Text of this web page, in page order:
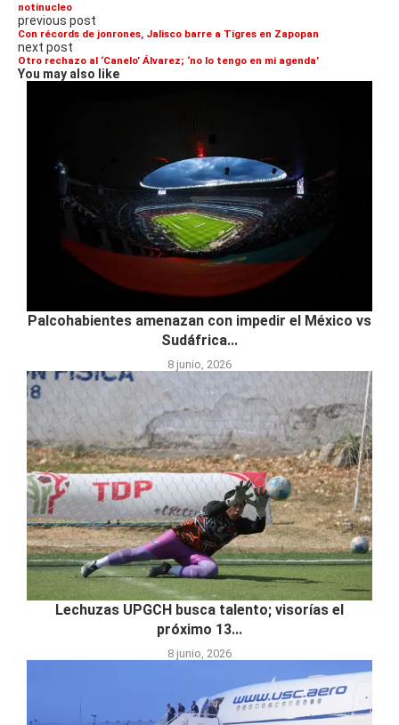
notinucleo
previous post
Con récords de jonrones, Jalisco barre a Tigres en Zapopan
next post
Otro rechazo al ‘Canelo’ Álvarez; ‘no lo tengo en mi agenda’
You may also like
Palcohabientes amenazan con impedir el México vs
Sudáfrica...
8 junio, 2026
Lechuzas UPGCH busca talento; visorías el
próximo 13...
8 junio, 2026